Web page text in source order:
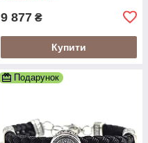
9 877 ₴
Купити
Подарунок